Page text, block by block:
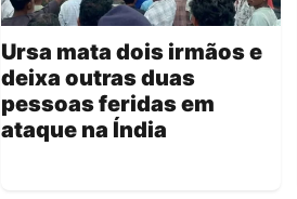
Ursa mata dois irmãos e
deixa outras duas
pessoas feridas em
ataque na Índia